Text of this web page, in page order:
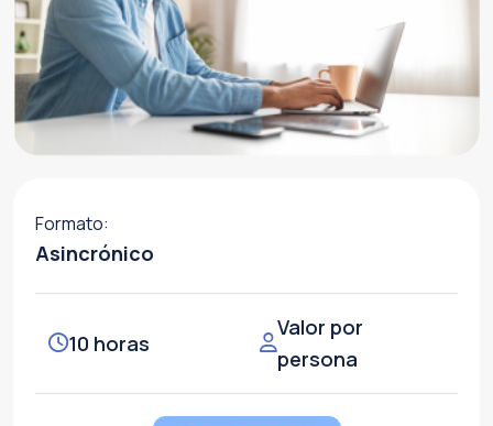
Formato:
Asincrónico
10 horas
Valor por
persona